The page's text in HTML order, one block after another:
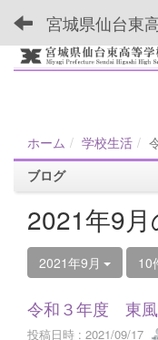
宮城県仙台東
ホーム 学校生活
ブログ
2021年9
2021年9月 10
令和３年度 東風
投稿日時 : 2021/09/17